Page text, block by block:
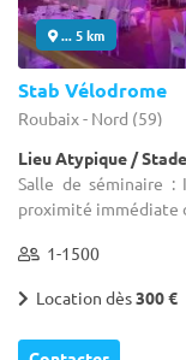
... 5 km
Stab Vélodrome
Roubaix - Nord (59)
Lieu Atypique / Stade
Salle de séminaire :
proximité immédiate
1-1500
Location dès300 €